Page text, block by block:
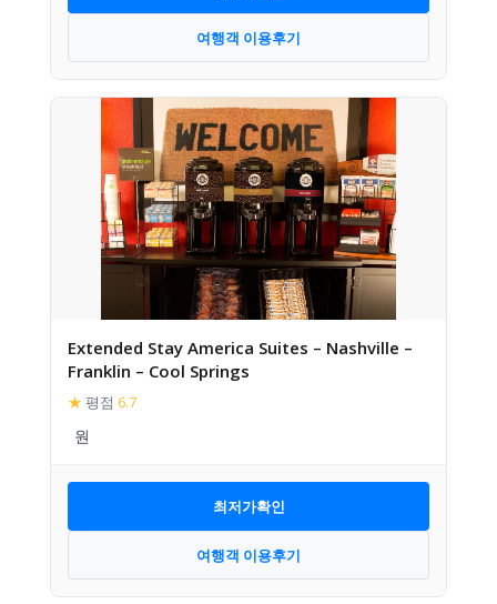
여행객 이용후기
Extended Stay America Suites – Nashville –
Franklin – Cool Springs
★ 평점 6.7
최저가확인
여행객 이용후기